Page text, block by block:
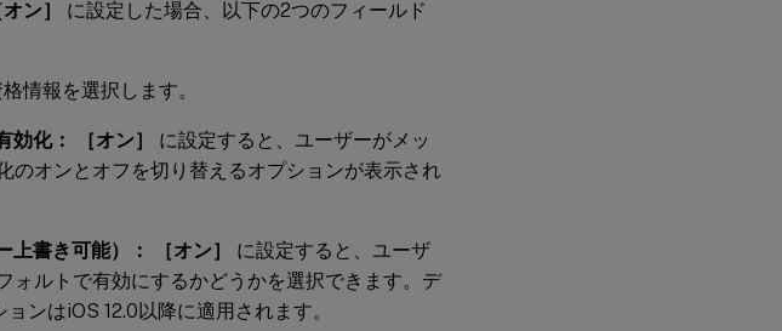
オン］
に設定した場合、以下の2つのフィールド
情報を選択します。
効化： ［オン］
に設定すると、ユーザーがメッ
のオンとオフを切り替えるオプションが表示され
上書き可能）： ［オン］
に設定すると、ユーザ
ォルトで有効にするかどうかを選択できます。デ
ンはiOS 12.0以降に適用されます。